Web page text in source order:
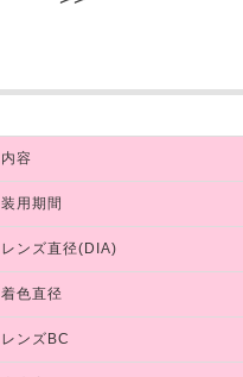
内容
装用期間
レンズ直径(DIA)
着色直径
レンズBC